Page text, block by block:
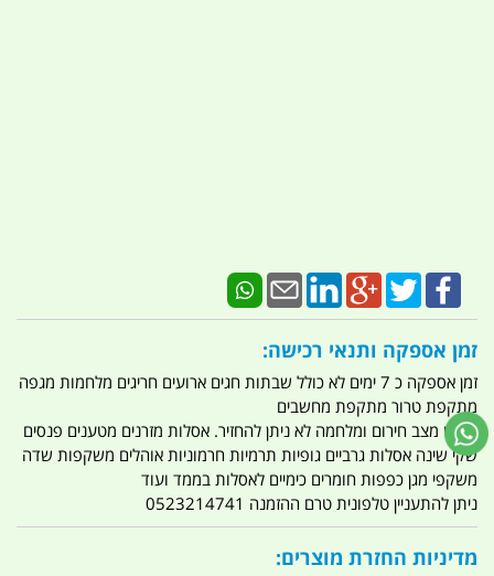
זמן אספקה ותנאי רכישה:
זמן אספקה כ 7 ימים לא כולל שבתות חגים ארועים חריגים מלחמות מגפה
מתקפת טרור מתקפת מחשבים
מוצרי מצב חירום ומלחמה לא ניתן להחזיר. אסלות מזרנים מטענים פנסים
שקי שינה אסלות גרביים גופיות תרמיות חרמוניות אוהלים משקפות שדה
משקפי מגן כפפות חומרים כימיים לאסלות בממד ועוד
ניתן להתעניין טלפונית טרם ההזמנה 0523214741
מדיניות החזרת מוצרים: